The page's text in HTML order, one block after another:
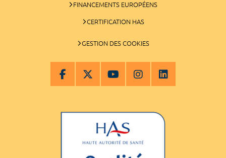
FINANCEMENTS EUROPÉENS
CERTIFICATION HAS
GESTION DES COOKIES